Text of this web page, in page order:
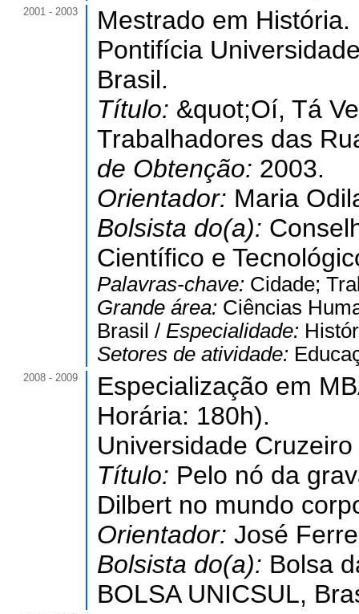
2001 - 2003
Mestrado em História.
Pontifícia
Brasil.
Título: &quot;Oí, Tá
Trabalhadores das
de Obtenção: 2003.
Orientador: Maria
Bolsista do(a):
Científico e
Palavras-chave: Cidade;
Grande área: Ciências
Brasil / Especialidade:
Setores de atividade:
2008 - 2009
Especialização em
Horária: 180h).
Universidade
Título: Pelo nó da
Dilbert no mundo
Orientador: José
Bolsista do(a): Bolsa
BOLSA UNICSUL,